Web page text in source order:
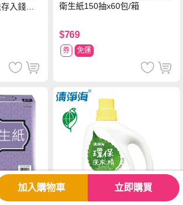
入錢包
衛生紙150抽x60包/箱
$769
券 免運
加入購物車 立即購買